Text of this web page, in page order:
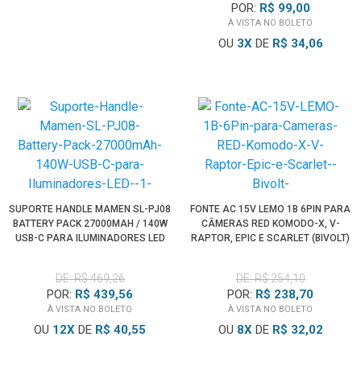
POR: R$ 99,00
À VISTA NO BOLETO
OU 3XDE R$ 34,06
SUPORTE HANDLE MAMEN SL-PJ08
BATTERY PACK 27000MAH / 140W
USB-C PARA ILUMINADORES LED
DE: R$ 469,26
POR: R$ 439,56
À VISTA NO BOLETO
OU 12X DE R$ 40,55
FONTE AC 15V LEMO 1B 6PIN PARA
CÂMERAS RED KOMODO-X, V-
RAPTOR, EPIC E SCARLET (BIVOLT)
DE: R$ 254,10
POR: R$ 238,70
À VISTA NO BOLETO
OU 8XDE R$ 32,02